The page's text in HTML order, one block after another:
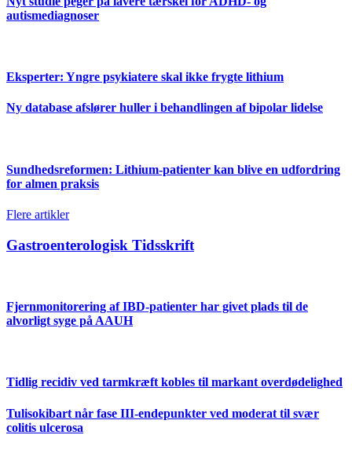
autismediagnoser
Eksperter: Yngre psykiatere skal ikke frygte lithium
Ny database afslører huller i behandlingen af bipolar lidelse
Sundhedsreformen: Lithium-patienter kan blive en udfordring
for almen praksis
Flere artikler
Gastroenterologisk Tidsskrift
Fjernmonitorering af IBD-patienter har givet plads til de
alvorligt syge på AAUH
Tidlig recidiv ved tarmkræft kobles til markant overdødelighed
Tulisokibart når fase III-endepunkter ved moderat til svær
colitis ulcerosa